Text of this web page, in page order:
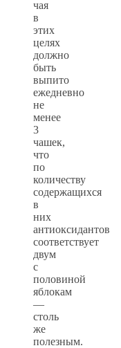
чая
в
этих
целях
должно
быть
выпито
ежедневно
не
менее
3
чашек,
что
по
количеству
содержащихся
в
них
антиоксидантов
соответствует
двум
с
половиной
яблокам
—
столь
же
полезным.